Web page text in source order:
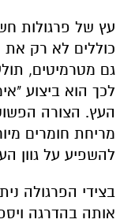
עץ של פרגולות
כוללים לא רק את
גם מטרמיטים,
לכך הוא ביצוע
העץ. הצורה
מריחת חומרים
להשפיע על גוון
בצידי הפרגולה
אותה בהדרגה